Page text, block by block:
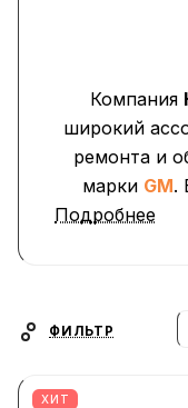
Компания
широкий
ремонта и
марки GM
клипсы,
облицовок
Подробнее
ФИЛЬТР
ХИТ